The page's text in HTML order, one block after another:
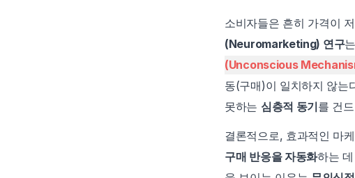
소비자들은 흔히 가격이
(Neuromarketing) 연구
(Unconscious
동(구매)이 일치하지 않는
못하는 심층적 동기를 건
결론적으로, 효과적인 마
구매 반응을 자동화하는